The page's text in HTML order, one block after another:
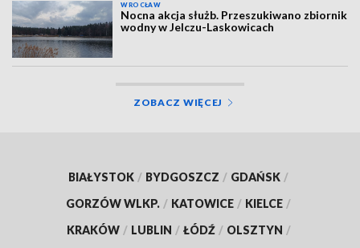
WROCŁAW
Nocna akcja służb. Przeszukiwano zbiornik
wodny w Jelczu-Laskowicach
ZOBACZ WIĘCEJ
BIAŁYSTOK / BYDGOSZCZ / GDAŃSK /
GORZÓW WLKP. / KATOWICE / KIELCE /
KRAKÓW / LUBLIN / ŁÓDŹ / OLSZTYN /